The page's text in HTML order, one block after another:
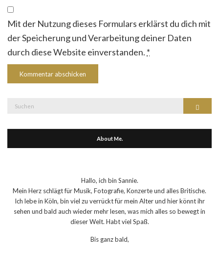
Mit der Nutzung dieses Formulars erklärst du dich mit
der Speicherung und Verarbeitung deiner Daten
durch diese Website einverstanden. *
About Me.
Hallo, ich bin Sannie.
Mein Herz schlägt für Musik, Fotografie, Konzerte und alles Britische.
Ich lebe in Köln, bin viel zu verrückt für mein Alter und hier könnt ihr
sehen und bald auch wieder mehr lesen, was mich alles so bewegt in
dieser Welt. Habt viel Spaß.
Bis ganz bald,